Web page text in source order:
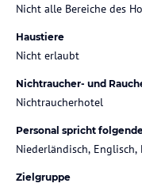
Nicht alle Bereiche des
Haustiere
Nicht erlaubt
Nichtraucher- und
Nichtraucherhotel
Personal spricht
Niederländisch, Englisch,
Zielgruppe